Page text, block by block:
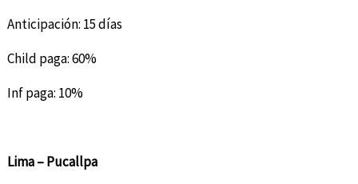
Anticipación: 15 días
Child paga: 60%
Inf paga: 10%
Lima – Pucallpa